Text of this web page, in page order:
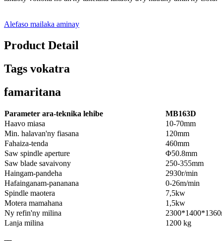
Alefaso mailaka aminay
Product Detail
Tags vokatra
famaritana
Parameter ara-teknika lehibe
MB163D
Haavo miasa
10-70mm
Min. halavan'ny fiasana
120mm
Fahaiza-tenda
460mm
Saw spindle aperture
Φ50.8mm
Saw blade savaivony
250-355mm
Haingam-pandeha
2930r/min
Hafainganam-pananana
0-26m/min
Spindle maotera
7,5kw
Motera mamahana
1,5kw
Ny refin'ny milina
Lanja milina
1200 kg